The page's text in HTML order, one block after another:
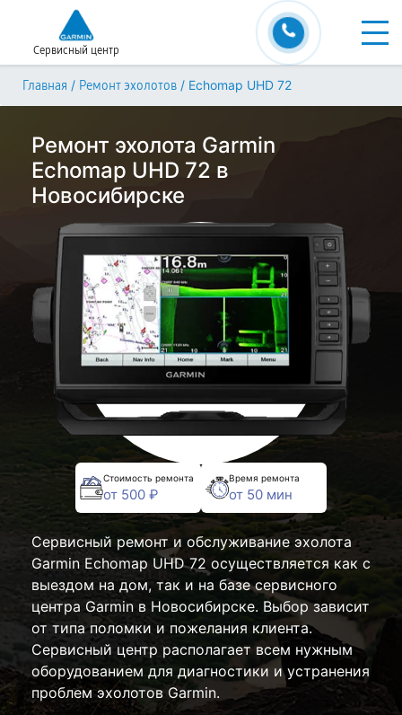
Сервисный центр
Главная / Ремонт эхолотов / Echomap UHD 72
Ремонт эхолота Garmin
Echomap UHD 72 в
Новосибирске
Стоимость ремонта
от 500 ₽
Время ремонта
от 50 мин
Сервисный ремонт и обслуживание эхолота
Garmin Echomap UHD 72 осуществляется как с
выездом на дом, так и на базе сервисного
центра Garmin в Новосибирске. Выбор зависит
от типа поломки и пожелания клиента.
Сервисный центр располагает всем нужным
оборудованием для диагностики и устранения
проблем эхолотов Garmin.